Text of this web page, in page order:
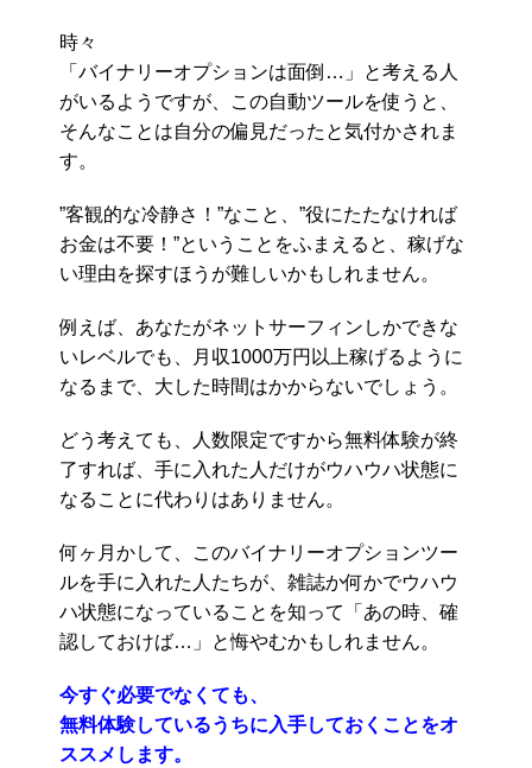
時々
「バイナリーオプションは面倒…」と考える人
がいるようですが、この自動ツールを使うと、
そんなことは自分の偏見だったと気付かされま
す。
”客観的な冷静さ！”なこと、”役にたたなければ
お金は不要！”ということをふまえると、稼げな
い理由を探すほうが難しいかもしれません。
例えば、あなたがネットサーフィンしかできな
いレベルでも、月収1000万円以上稼げるように
なるまで、大した時間はかからないでしょう。
どう考えても、人数限定ですから無料体験が終
了すれば、手に入れた人だけがウハウハ状態に
なることに代わりはありません。
何ヶ月かして、このバイナリーオプションツー
ルを手に入れた人たちが、雑誌か何かでウハウ
ハ状態になっていることを知って「あの時、確
認しておけば…」と悔やむかもしれません。
今すぐ必要でなくても、
無料体験しているうちに入手しておくことをオ
ススメします。